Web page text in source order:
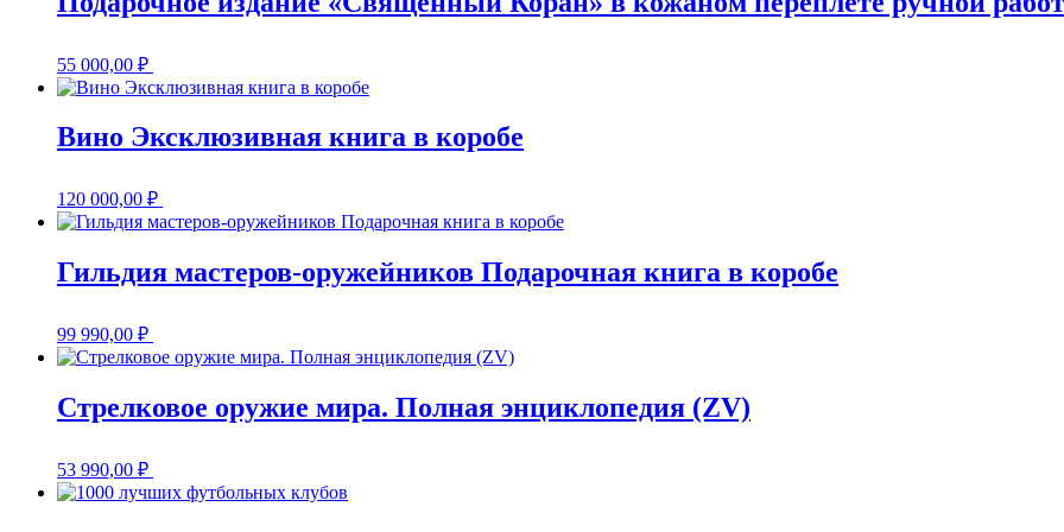
55 000,00 ₽
Вино Эксклюзивная книга в коробе
120 000,00 ₽
Гильдия мастеров-оружейников Подарочная книга в коробе
99 990,00 ₽
Стрелковое оружие мира. Полная энциклопедия (ZV)
53 990,00 ₽